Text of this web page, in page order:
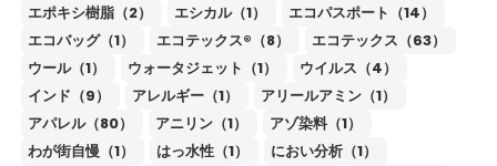
エポキシ樹脂（2）
エシカル（1）
エコパスポート（14）
エコバッグ（1）
エコテックス®（8）
エコテックス（63）
ウール（1）
ウォータジェット（1）
ウイルス（4）
インド（9）
アレルギー（1）
アリールアミン（1）
アパレル（80）
アニリン（1）
アゾ染料（1）
わが街自慢（1）
はっ水性（1）
におい分析（1）